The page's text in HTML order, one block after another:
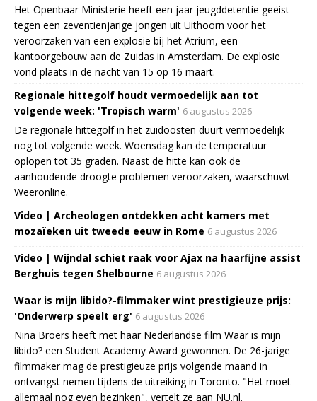
Het Openbaar Ministerie heeft een jaar jeugddetentie geëist
tegen een zeventienjarige jongen uit Uithoorn voor het
veroorzaken van een explosie bij het Atrium, een
kantoorgebouw aan de Zuidas in Amsterdam. De explosie
vond plaats in de nacht van 15 op 16 maart.
Regionale hittegolf houdt vermoedelijk aan tot
volgende week: 'Tropisch warm' 6 augustus 2026
De regionale hittegolf in het zuidoosten duurt vermoedelijk
nog tot volgende week. Woensdag kan de temperatuur
oplopen tot 35 graden. Naast de hitte kan ook de
aanhoudende droogte problemen veroorzaken, waarschuwt
Weeronline.
Video | Archeologen ontdekken acht kamers met
mozaïeken uit tweede eeuw in Rome 6 augustus 2026
Video | Wijndal schiet raak voor Ajax na haarfijne assist
Berghuis tegen Shelbourne 6 augustus 2026
Waar is mijn libido?-filmmaker wint prestigieuze prijs:
'Onderwerp speelt erg' 6 augustus 2026
Nina Broers heeft met haar Nederlandse film Waar is mijn
libido? een Student Academy Award gewonnen. De 26-jarige
filmmaker mag de prestigieuze prijs volgende maand in
ontvangst nemen tijdens de uitreiking in Toronto. "Het moet
allemaal nog even bezinken", vertelt ze aan NU.nl.